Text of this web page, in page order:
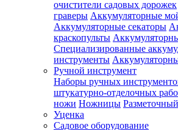
очистители садовых дорожек
граверы Аккумуляторные
Аккумуляторные секаторы
краскопульты
Специализированные
инструменты
Ручной инструмент
Наборы ручных
штукатурно-отделочных
ножи Ножницы
Уценка
Садовое оборудование